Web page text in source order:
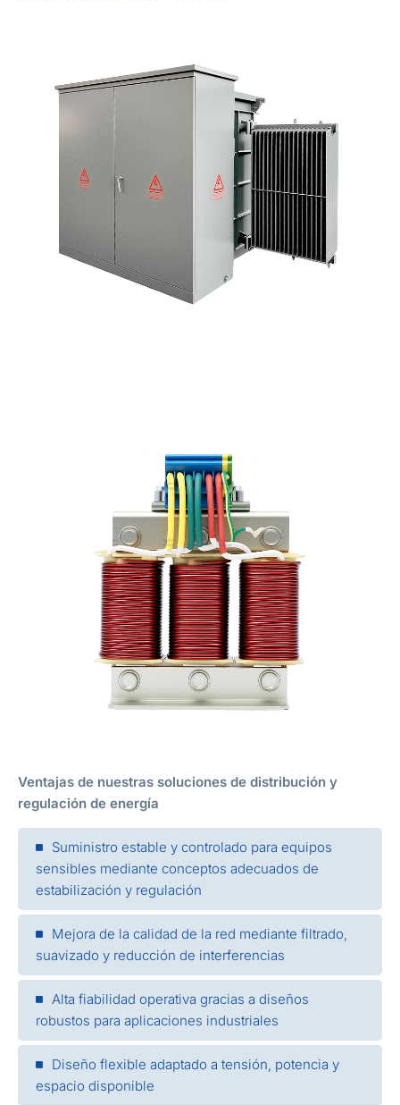
Ventajas de nuestras soluciones de distribución y
regulación de energía
Suministro estable y controlado para equipos
sensibles mediante conceptos adecuados de
estabilización y regulación
Mejora de la calidad de la red mediante filtrado,
suavizado y reducción de interferencias
Alta fiabilidad operativa gracias a diseños
robustos para aplicaciones industriales
Diseño flexible adaptado a tensión, potencia y
espacio disponible